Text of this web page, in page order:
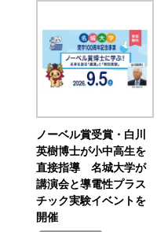
ノーベル賞受賞・白川
英樹博士が小中高生を
直接指導 名城大学が
講演会と導電性プラス
チック実験イベントを
開催